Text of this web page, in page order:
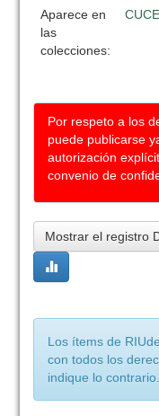
Aparece en
las
colecciones:
Por respeto a los
puede publicarse
autorización
convenio de
Mostrar el registro
Los ítems de
con todos los
indique lo contrario.